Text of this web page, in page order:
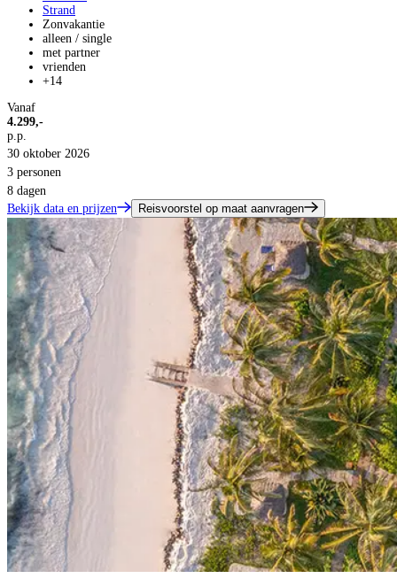
Strand
Zonvakantie
alleen / single
met partner
vrienden
+14
Vanaf
4.299,-
p.p.
30 oktober 2026
3 personen
8 dagen
Bekijk data en prijzen
Reisvoorstel op maat aanvragen